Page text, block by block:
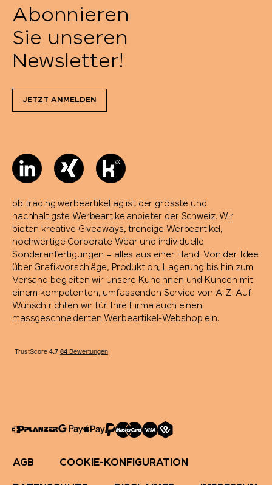
Abonnieren
Sie unseren
Newsletter!
JETZT ANMELDEN
bb trading werbeartikel ag ist der grösste und
nachhaltigste Werbeartikelanbieter der Schweiz. Wir
bieten kreative Giveaways, trendige Werbeartikel,
hochwertige Corporate Wear und individuelle
Sonderanfertigungen – alles aus einer Hand. Von der Idee
über Grafikvorschläge, Produktion, Lagerung bis hin zum
Versand begleiten wir unsere Kundinnen und Kunden mit
einem kompetenten, umfassenden Service von A-Z. Auf
Wunsch richten wir für Ihre Firma auch einen
massgeschneiderten Werbeartikel-Webshop ein.
AGB COOKIE-KONFIGURATION